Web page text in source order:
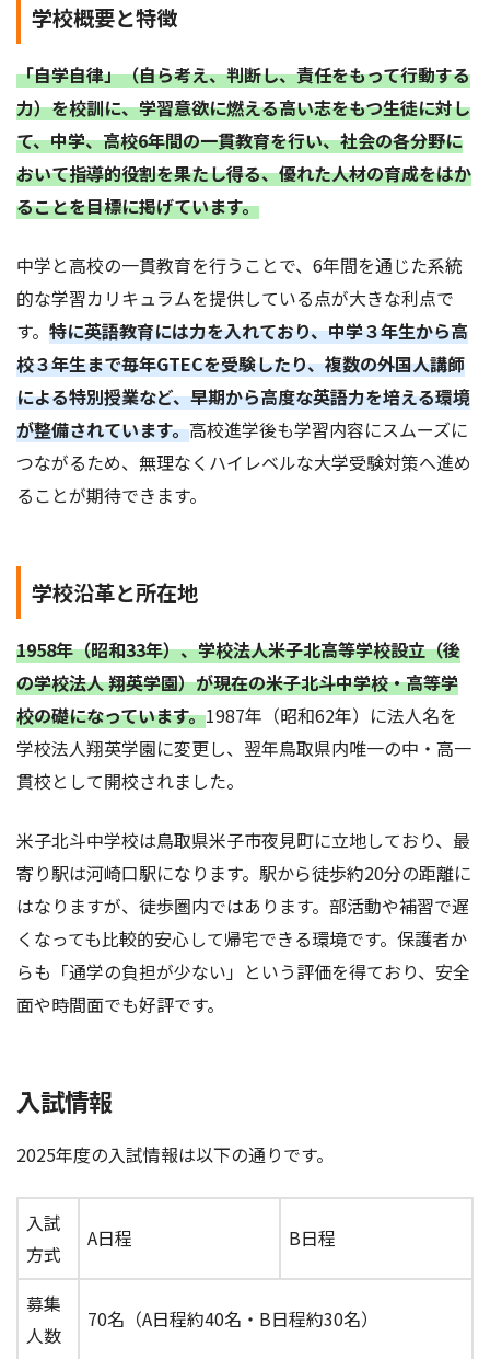
学校概要と特徴
「自学自律」（自ら考え、判断し、責任をもって行動する
力）を校訓に、学習意欲に燃える高い志をもつ生徒に対し
て、中学、高校6年間の一貫教育を行い、社会の各分野に
おいて指導的役割を果たし得る、優れた人材の育成をはか
ることを目標に掲げています。
中学と高校の一貫教育を行うことで、6年間を通じた系統
的な学習カリキュラムを提供している点が大きな利点で
す。 特に英語教育には力を入れており、中学３年生から高
校３年生まで毎年GTECを受験したり、複数の外国人講師
による特別授業など、早期から高度な英語力を培える環境
が整備されています。高校進学後も学習内容にスムーズに
つながるため、無理なくハイレベルな大学受験対策へ進め
ることが期待できます。
学校沿革と所在地
1958年（昭和33年）、学校法人米子北高等学校設立（後
の学校法人 翔英学園）が現在の米子北斗中学校・高等学
校の礎になっています。1987年（昭和62年）に法人名を
学校法人翔英学園に変更し、翌年鳥取県内唯一の中・高一
貫校として開校されました。
米子北斗中学校は鳥取県米子市夜見町に立地しており、最
寄り駅は河崎口駅になります。駅から徒歩約20分の距離に
はなりますが、徒歩圏内ではあります。部活動や補習で遅
くなっても比較的安心して帰宅できる環境です。保護者か
らも「通学の負担が少ない」という評価を得ており、安全
面や時間面でも好評です。
入試情報
2025年度の入試情報は以下の通りです。
入試
方式
A日程 B日程
募集
人数
70名（A日程約40名・B日程約30名）